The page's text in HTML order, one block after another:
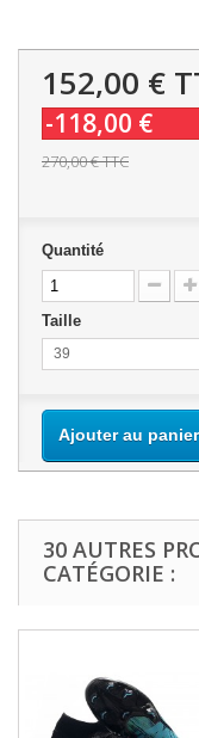
152,00 €
-118,00 €
270,00 €TTC
Quantité
Taille
39
Ajouter au panier
30 AUTRES
CATÉGORIE :